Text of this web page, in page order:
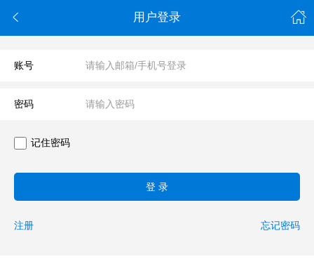
 用户登录
账号
密码
记住密码
登 录
忘记密码
注册